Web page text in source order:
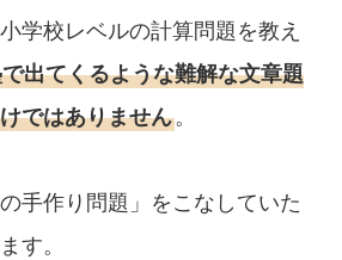
学校レベルの計算問題を教え
出てくるような難解な文章題
ではありません。
手作り問題」をこなしていた
す。